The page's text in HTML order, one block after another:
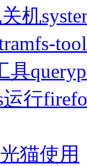
机
具
运行
猫使用